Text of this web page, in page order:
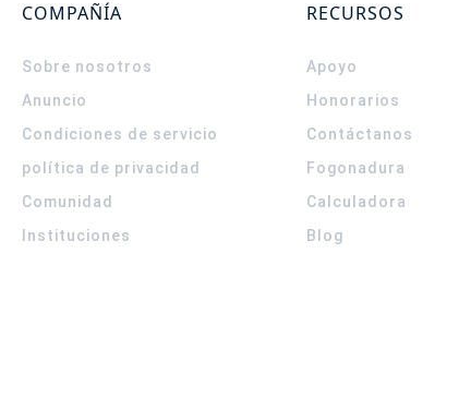
COMPAÑÍA
Sobre nosotros
Anuncio
Condiciones de servicio
política de privacidad
Comunidad
Instituciones
RECURSOS
Apoyo
Honorarios
Contáctanos
Fogonadura
Calculadora
Blog